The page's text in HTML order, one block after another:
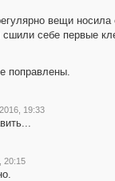
вещи
себе первые
поправлены.
19:33
20:15